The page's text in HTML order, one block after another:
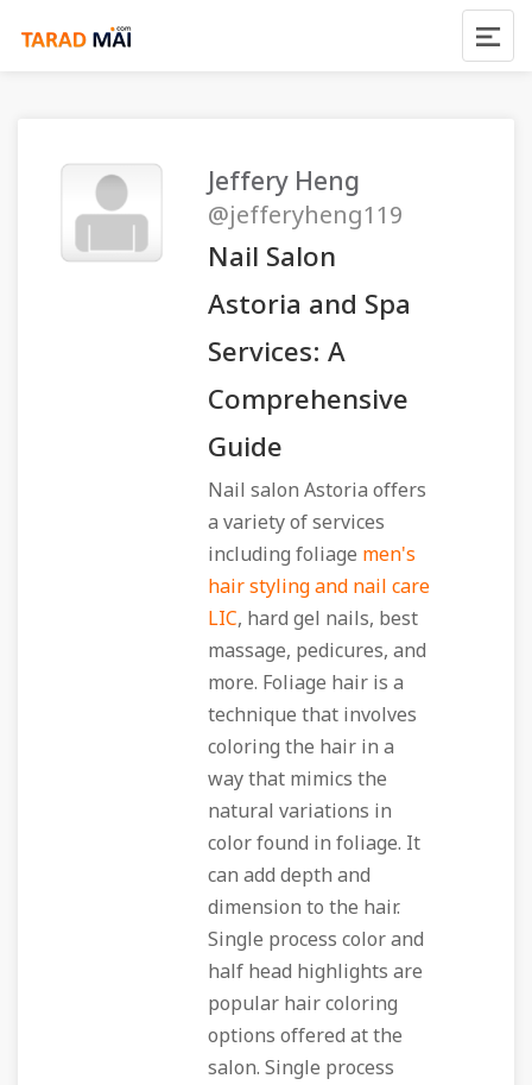
Jeffery Heng
@jefferyheng119
Nail Salon
Astoria and Spa
Services: A
Comprehensive
Guide
Nail salon Astoria offers
a variety of services
including foliage men's
hair styling and nail care
LIC, hard gel nails, best
massage, pedicures, and
more. Foliage hair is a
technique that involves
coloring the hair in a
way that mimics the
natural variations in
color found in foliage. It
can add depth and
dimension to the hair.
Single process color and
half head highlights are
popular hair coloring
options offered at the
salon. Single process